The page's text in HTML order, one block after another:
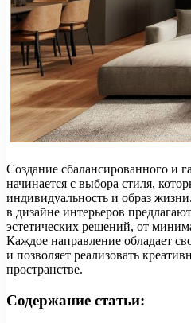
Создание сбалансированного и
начинается с выбора стиля,
индивидуальность и образ
в дизайне интерьеров
эстетических решений, от
Каждое направление обладает
и позволяет реализовать
пространстве.
Содержание статьи: